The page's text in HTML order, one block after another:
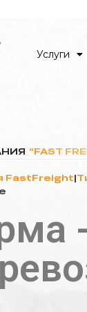
Услуги
“FAST
FastFreight|